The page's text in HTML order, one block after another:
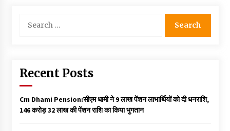
for:
Recent Posts
Cm Dhami Pension:सीएम धामी ने 9 लाख पेंशन लाभार्थियों को दी धनराशि, ₹
146 करोड़ 32 लाख की पेंशन राशि का किया भुगतान